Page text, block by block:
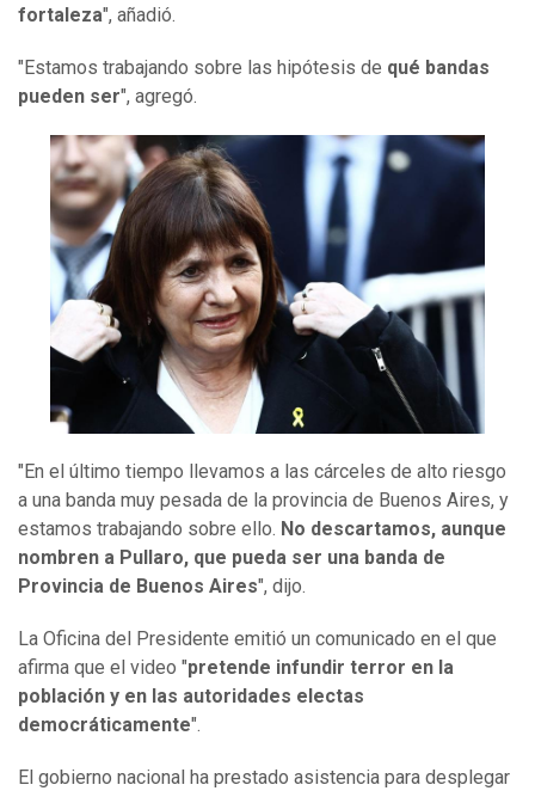
fortaleza", añadió.
"Estamos trabajando sobre las hipótesis de qué bandas
pueden ser", agregó.
"En el último tiempo llevamos a las cárceles de alto riesgo
a una banda muy pesada de la provincia de Buenos Aires, y
estamos trabajando sobre ello. No descartamos, aunque
nombren a Pullaro, que pueda ser una banda de
Provincia de Buenos Aires", dijo.
La Oficina del Presidente emitió un comunicado en el que
afirma que el video "pretende infundir terror en la
población y en las autoridades electas
democráticamente".
El gobierno nacional ha prestado asistencia para desplegar